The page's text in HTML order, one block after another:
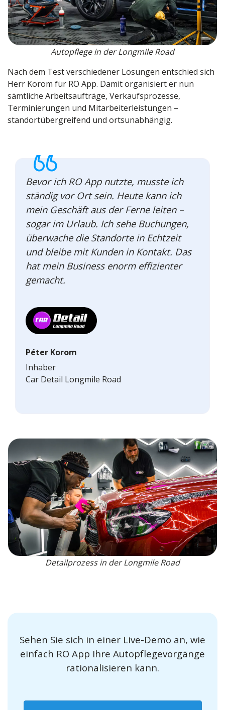
Autopflege in der Longmile Road
Nach dem Test verschiedener Lösungen entschied sich
Herr Korom für RO App. Damit organisiert er nun
sämtliche Arbeitsaufträge, Verkaufsprozesse,
Terminierungen und Mitarbeiterleistungen –
standortübergreifend und ortsunabhängig.
Bevor ich RO App nutzte, musste ich
ständig vor Ort sein. Heute kann ich
mein Geschäft aus der Ferne leiten –
sogar im Urlaub. Ich sehe Buchungen,
überwache die Standorte in Echtzeit
und bleibe mit Kunden in Kontakt. Das
hat mein Business enorm effizienter
gemacht.
Péter Korom
Inhaber
Car Detail Longmile Road
Detailprozess in der Longmile Road
Sehen Sie sich in einer Live-Demo an, wie
einfach RO App Ihre Autopflegevorgänge
rationalisieren kann.